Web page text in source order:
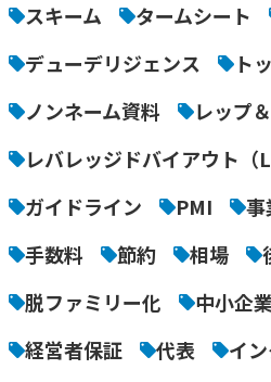
スキーム
タームシート
デューデリジェンス
ト
ノンネーム資料
レップ
レバレッジドバイアウト（
ガイドライン
PMI 事
手数料
節約 相場
脱ファミリー化
中小企業
経営者保証
代表 イ